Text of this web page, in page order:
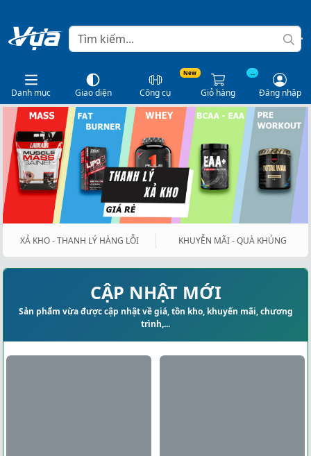
Danh mục Giao diện
New
Công cụ
...
Giỏ hàng Đăng nhập
XẢ KHO - THANH LÝ HÀNG LỖI KHUYỄN MÃI - QUÀ KHỦNG
CẬP NHẬT MỚI
Sản phẩm vừa được cập nhật về giá, tồn kho, khuyến mãi, chương
trình,...